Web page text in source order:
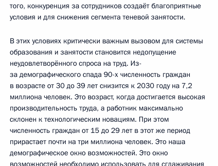
того, конкуренция за сотрудников создаёт благоприятные
условия и для снижения сегмента теневой занятости.
В этих условиях критически важным вызовом для системы
образования и занятости становится недопущение
неудовлетворённого спроса на труд. Из-
за демографического спада 90-х численность граждан
в возрасте от 30 до 39 лет снизится к 2030 году на 7,2
миллиона человек. Это возраст, когда достигается высокая
производительность труда, а работник максимально
склонен к технологическим новациям. При этом
численность граждан от 15 до 29 лет в этот же период
прирастает почти на три миллиона человек. Это наша
демографическое окно возможностей. Это окно
возможностей необходимо использовать для сглаживания